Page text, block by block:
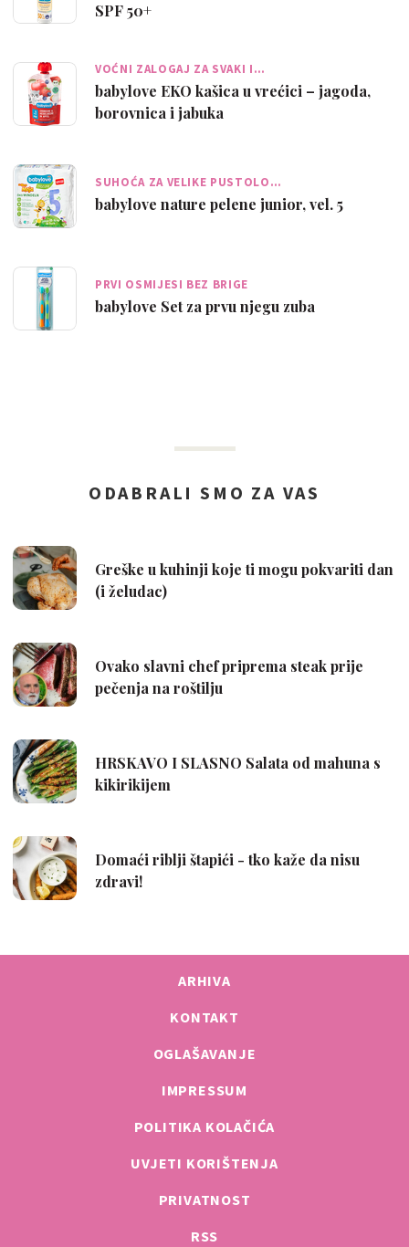
SPF 50+
VOĆNI ZALOGAJ ZA SVAKI I…
babylove EKO kašica u vrećici – jagoda,
borovnica i jabuka
SUHOĆA ZA VELIKE PUSTOLO…
babylove nature pelene junior, vel. 5
PRVI OSMIJESI BEZ BRIGE
babylove Set za prvu njegu zuba
ARHIVA
KONTAKT
OGLAŠAVANJE
IMPRESSUM
POLITIKA KOLAČIĆA
UVJETI KORIŠTENJA
PRIVATNOST
RSS